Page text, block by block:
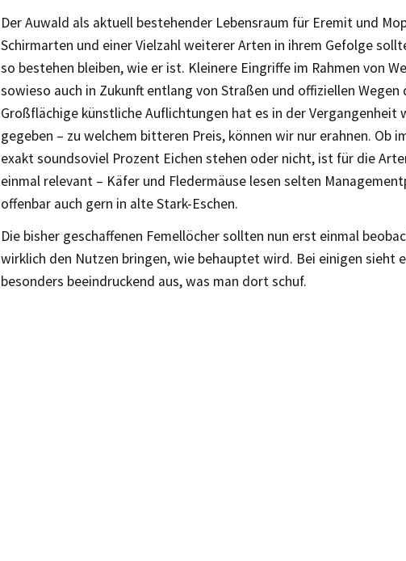
Der Auwald als aktuell bestehender Lebensraum für Eremit und
Schirmarten und einer Vielzahl weiterer Arten in ihrem Gefolge
so bestehen bleiben, wie er ist. Kleinere Eingriffe im Rahmen von
sowieso auch in Zukunft entlang von Straßen und offiziellen
Großflächige künstliche Auflichtungen hat es in der Vergangenheit
gegeben – zu welchem bitteren Preis, können wir nur erahnen. Ob
exakt soundsoviel Prozent Eichen stehen oder nicht, ist für die
einmal relevant – Käfer und Fledermäuse lesen selten
offenbar auch gern in alte Stark-Eschen.
Die bisher geschaffenen Femellöcher sollten nun erst einmal
wirklich den Nutzen bringen, wie behauptet wird. Bei einigen sieht
besonders beeindruckend aus, was man dort schuf.